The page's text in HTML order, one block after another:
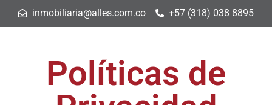
inmobiliaria@alles.com.co +57 (318) 038 8895
Políticas de